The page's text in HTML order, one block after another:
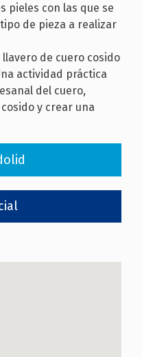
pieles con las que se
de pieza a realizar
de cuero cosido
actividad práctica
del cuero,
y crear una